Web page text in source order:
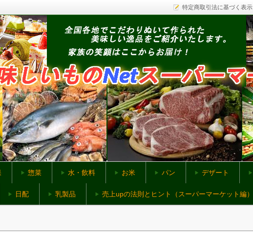
特定商取引法に基づく表示
ネットスーパー
寄せ
惣菜 水・飲料 お米 パン デザート
日配 乳製品 売上upの法則とヒント（スーパーマーケット編）